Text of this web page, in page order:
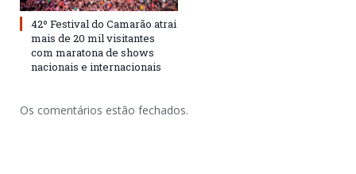
42º Festival do Camarão atrai
mais de 20 mil visitantes
com maratona de shows
nacionais e internacionais
Os comentários estão fechados.